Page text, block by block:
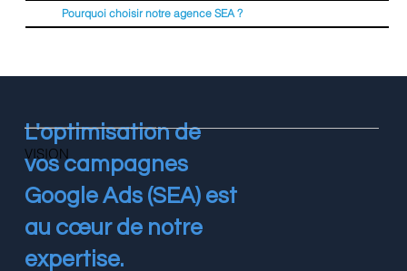
Pourquoi choisir notre agence SEA ?
VISION
L'optimisation de
vos campagnes
Google Ads (SEA) est
au cœur de notre
expertise.